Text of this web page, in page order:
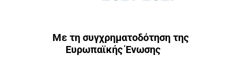
Με τη συγχρηματοδότηση της
Ευρωπαϊκής Ένωσης